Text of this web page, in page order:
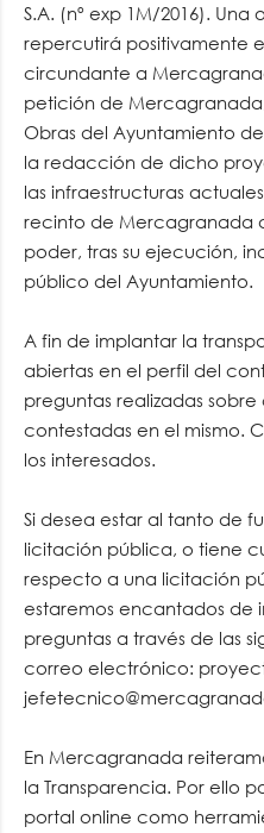
S.A. (nº exp 1M/2016). Una
repercutirá positivamente
circundante a
petición de
Obras del Ayuntamiento
la redacción de dicho
las infraestructuras
recinto de Mercagranada
poder, tras su ejecución,
público del Ayuntamiento.
A fin de implantar la
abiertas en el perfil del
preguntas realizadas
contestadas en el mismo.
los interesados.
Si desea estar al tanto de
licitación pública, o tiene
respecto a una licitación
estaremos encantados de
preguntas a través de las
correo electrónico:
En Mercagranada
la Transparencia. Por ello
portal online como